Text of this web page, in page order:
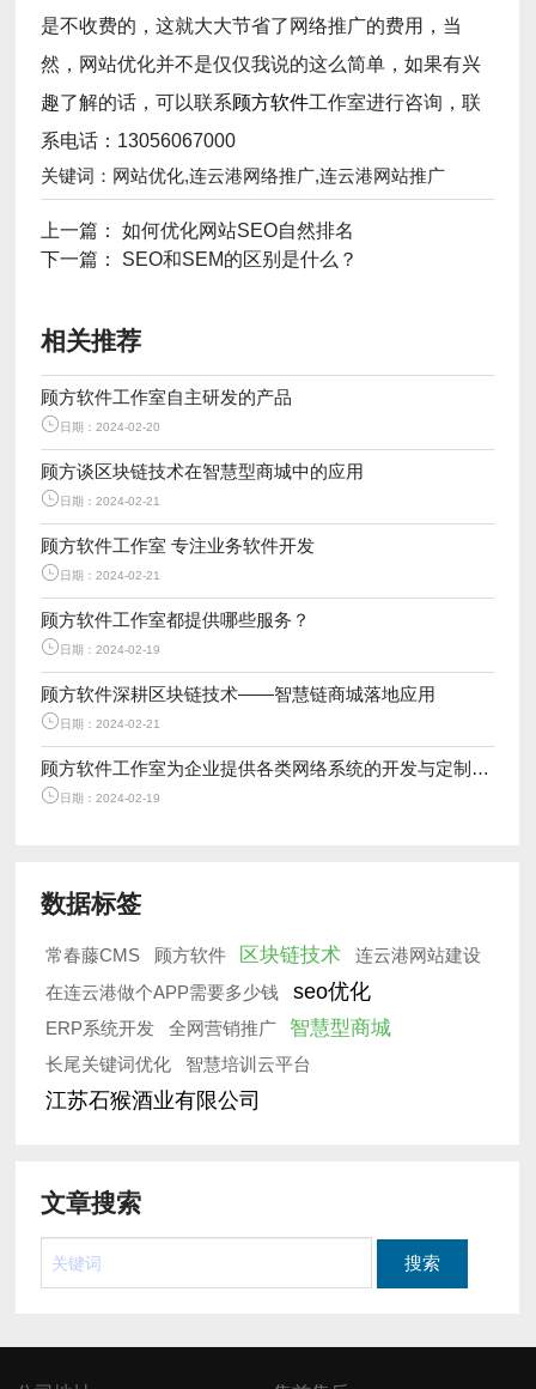
是不收费的，这就大大节省了网络推广的费用，当
然，网站优化并不是仅仅我说的这么简单，如果有兴
趣了解的话，可以联系顾方软件工作室进行咨询，联
系电话：13056067000
关键词：网站优化,连云港网络推广,连云港网站推广
上一篇：如何优化网站SEO自然排名
下一篇： SEO和SEM的区别是什么？
相关推荐
顾方软件工作室自主研发的产品
日期：2024-02-20
顾方谈区块链技术在智慧型商城中的应用
日期：2024-02-21
顾方软件工作室 专注业务软件开发
日期：2024-02-21
顾方软件工作室都提供哪些服务？
日期：2024-02-19
顾方软件深耕区块链技术——智慧链商城落地应用
日期：2024-02-21
顾方软件工作室为企业提供各类网络系统的开发与定制服务
日期：2024-02-19
数据标签
常春藤CMS 顾方软件 区块链技术
连云港网站建设
在连云港做个APP需要多少钱
seo优化
ERP系统开发 全网营销推广 智慧型商城
长尾关键词优化 智慧培训云平台
江苏石猴酒业有限公司
文章搜索